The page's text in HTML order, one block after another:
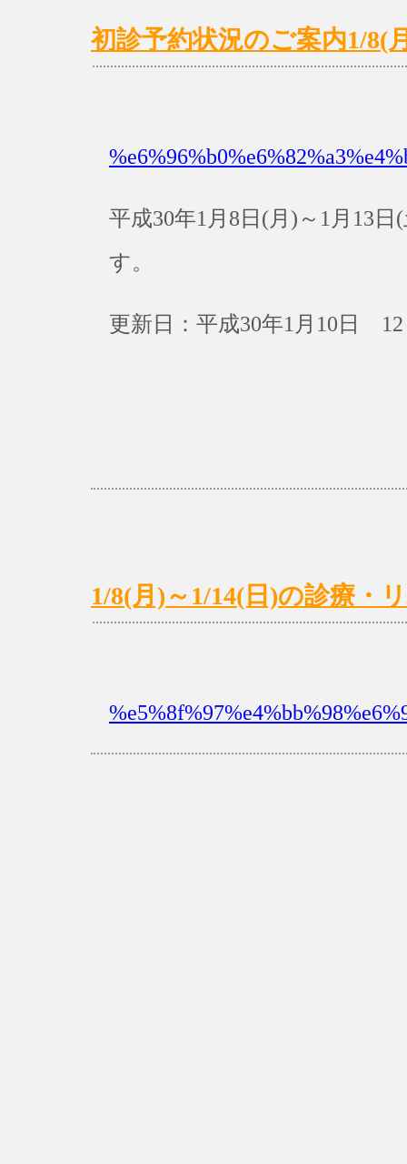
初診予約状況のご案内1/8(
平成30年1月8日(月)～1月13
す。
更新日：平成30年1月10日 12
1/8(月)～1/14(日)の診療・